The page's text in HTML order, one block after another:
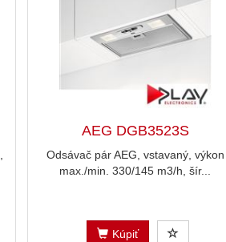
AEG DGB3523S
Odsávač pár AEG, vstavaný, výkon
max./min. 330/145 m3/h, šír...
Kúpiť